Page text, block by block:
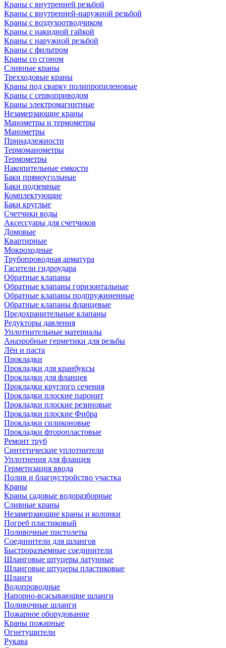
Краны с внутренней резьбой
Краны с внутренней-наружной резьбой
Краны с воздухоотводчиком
Краны с накидной гайкой
Краны с наружной резьбой
Краны с фильтром
Краны со сгоном
Сливные краны
Трехходовые краны
Краны под сварку полипропиленовые
Краны с сервоприводом
Краны электромагнитные
Незамерзающие краны
Манометры и термометры
Манометры
Принадлежности
Термоманометры
Термометры
Накопительные емкости
Баки прямоугольные
Баки подземные
Комплектующие
Баки круглые
Счетчики воды
Аксессуары для счетчиков
Домовые
Квартирные
Мокроходные
Трубопроводная арматура
Гасители гидроудара
Обратные клапаны
Обратные клапаны горизонтальные
Обратные клапаны подпружиненные
Обратные клапаны фланцевые
Предохранительные клапаны
Редукторы давления
Уплотнительные материалы
Анаэробные герметики для резьбы
Лён и паста
Прокладки
Прокладки для кранбуксы
Прокладки для фланцев
Прокладки круглого сечения
Прокладки плоские паронит
Прокладки плоские резиновые
Прокладки плоские Фибра
Прокладки силиконовые
Прокладки фторопластовые
Ремонт труб
Синтетические уплотнители
Уплотнения для фланцев
Герметизация ввода
Полив и благоустройство участка
Краны
Краны садовые водоразборные
Сливные краны
Незамерзающие краны и колонки
Погреб пластиковый
Поливочные пистолеты
Соединители для шлангов
Быстроразъемные соединители
Шланговые штуцеры латунные
Шланговые штуцеры пластиковые
Шланги
Водопроводные
Напорно-всасывающие шланги
Поливочные шланги
Пожарное оборудование
Краны пожарные
Огнетушители
Рукава